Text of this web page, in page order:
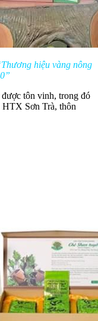
hiệu vàng nông
được tôn vinh, trong đó
HTX Sơn Trà, thôn